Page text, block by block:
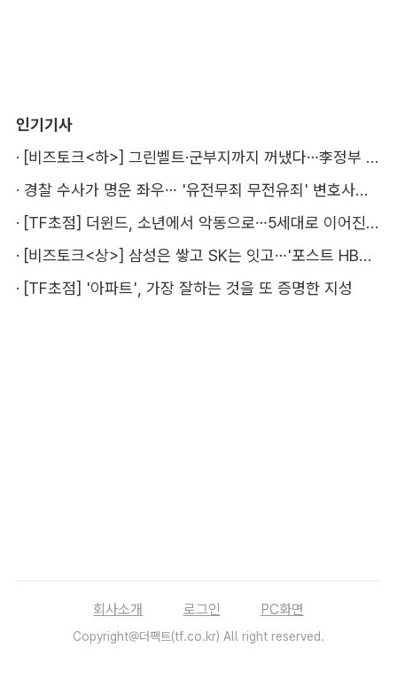
인기기사
·
[비즈토크<하>] 그린벨트·군부지까지 꺼냈다…李정부 '공급 속도전' 통할까
·
경찰 수사가 명운 좌우… '유전무죄 무전유죄' 변호사비 부담 우려
·
[TF초점] 더윈드, 소년에서 악동으로…5세대로 이어진 지코·박경
·
[비즈토크<상>] 삼성은 쌓고 SK는 잇고…'포스트 HBM' 주도권 누가 잡을까
· [TF초점] '아파트', 가장 잘하는 것을 또 증명한 지성
회사소개 로그인 PC화면
Copyright@더팩트(tf.co.kr) All right reserved.